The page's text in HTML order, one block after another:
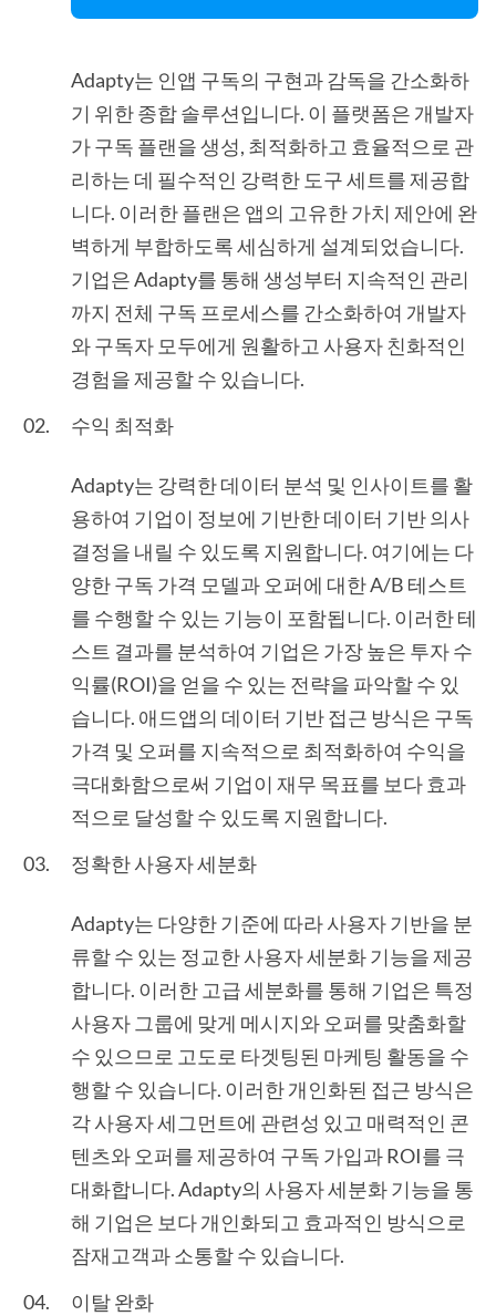
Adapty는 인앱 구독의 구현과 감독을 간소화하
기 위한 종합 솔루션입니다. 이 플랫폼은 개발자
가 구독 플랜을 생성, 최적화하고 효율적으로 관
리하는 데 필수적인 강력한 도구 세트를 제공합
니다. 이러한 플랜은 앱의 고유한 가치 제안에 완
벽하게 부합하도록 세심하게 설계되었습니다.
기업은 Adapty를 통해 생성부터 지속적인 관리
까지 전체 구독 프로세스를 간소화하여 개발자
와 구독자 모두에게 원활하고 사용자 친화적인
경험을 제공할 수 있습니다.
수익 최적화
Adapty는 강력한 데이터 분석 및 인사이트를 활
용하여 기업이 정보에 기반한 데이터 기반 의사
결정을 내릴 수 있도록 지원합니다. 여기에는 다
양한 구독 가격 모델과 오퍼에 대한 A/B 테스트
를 수행할 수 있는 기능이 포함됩니다. 이러한 테
스트 결과를 분석하여 기업은 가장 높은 투자 수
익률(ROI)을 얻을 수 있는 전략을 파악할 수 있
습니다. 애드앱의 데이터 기반 접근 방식은 구독
가격 및 오퍼를 지속적으로 최적화하여 수익을
극대화함으로써 기업이 재무 목표를 보다 효과
적으로 달성할 수 있도록 지원합니다.
정확한 사용자 세분화
Adapty는 다양한 기준에 따라 사용자 기반을 분
류할 수 있는 정교한 사용자 세분화 기능을 제공
합니다. 이러한 고급 세분화를 통해 기업은 특정
사용자 그룹에 맞게 메시지와 오퍼를 맞춤화할
수 있으므로 고도로 타겟팅된 마케팅 활동을 수
행할 수 있습니다. 이러한 개인화된 접근 방식은
각 사용자 세그먼트에 관련성 있고 매력적인 콘
텐츠와 오퍼를 제공하여 구독 가입과 ROI를 극
대화합니다. Adapty의 사용자 세분화 기능을 통
해 기업은 보다 개인화되고 효과적인 방식으로
잠재고객과 소통할 수 있습니다.
이탈 완화